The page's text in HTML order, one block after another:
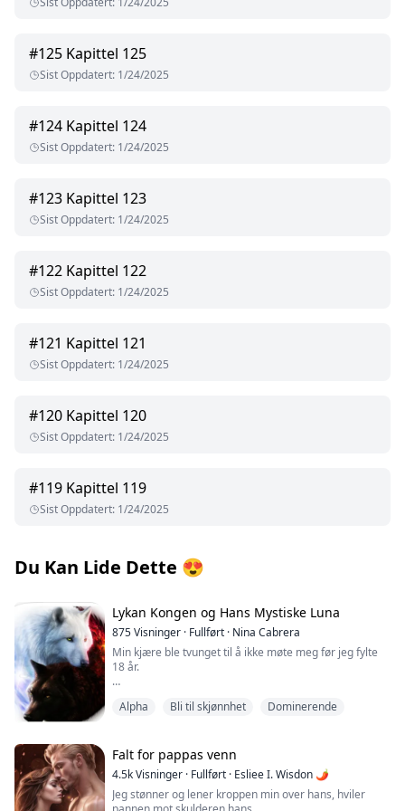
#125 Kapittel 125
Sist Oppdatert: 1/24/2025
#124 Kapittel 124
Sist Oppdatert: 1/24/2025
#123 Kapittel 123
Sist Oppdatert: 1/24/2025
#122 Kapittel 122
Sist Oppdatert: 1/24/2025
#121 Kapittel 121
Sist Oppdatert: 1/24/2025
#120 Kapittel 120
Sist Oppdatert: 1/24/2025
#119 Kapittel 119
Sist Oppdatert: 1/24/2025
Du Kan Lide Dette 😍
Lykan Kongen og Hans Mystiske Luna
875Visninger · Fullført · Nina Cabrera
Min kjære ble tvunget til å ikke møte meg før jeg fylte
18 år.
mine, og lukten blir sterkere.
Jeg åpner øynene og møter et par nydelige grå øyne
som stirrer tilbake inn i mine grønne/hasselbrune.
Samtidig kommer ordet "Kjære" ut av våre munner,
og han tar tak i meg og kysser meg til vi må stoppe for
Alpha Bli til skjønnhet Dominerende
Falt for pappas venn
4.5kVisninger · Fullført · Esliee I. Wisdon 🌶
Jeg stønner og lener kroppen min over hans, hviler